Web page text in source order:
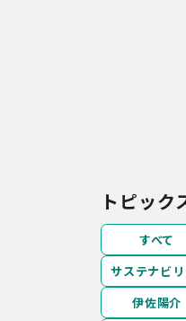
トピック
すべて
サステナビ
伊佐陽介